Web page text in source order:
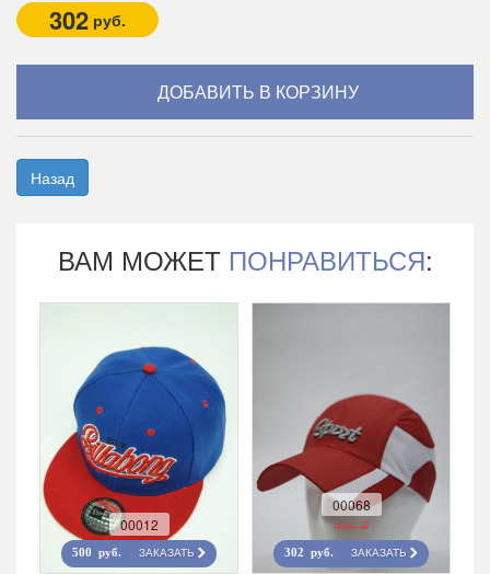
302 руб.
Назад
ВАМ МОЖЕТ ПОНРАВИТЬСЯ:
00012
500 руб. ЗАКАЗАТЬ
00068
420 r
302 руб. ЗАКАЗАТЬ